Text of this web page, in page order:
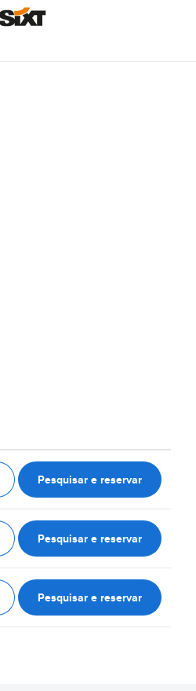
Pesquisar e reservar
Pesquisar e reservar
Pesquisar e reservar